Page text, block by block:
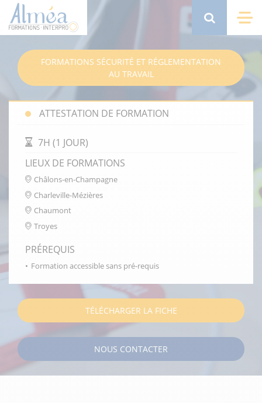
principal
Search
FORMATIONS SÉCURITÉ ET RÉGLEMENTATION
AU TRAVAIL
ATTESTATION DE FORMATION
DURÉE DE LA FORMATION
7H (1 JOUR)
LIEUX DE FORMATIONS
Châlons-en-Champagne
Charleville-Mézières
Chaumont
Troyes
PRÉREQUIS
Formation accessible sans pré-requis
TÉLÉCHARGER LA FICHE
NOUS CONTACTER